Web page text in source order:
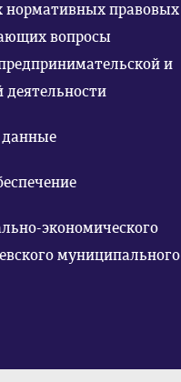
правовых
вопросы
и
деятельности
данные
экономического
муниципального